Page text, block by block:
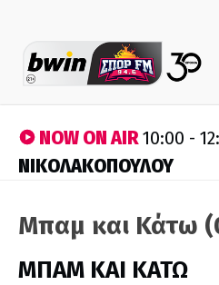
NOW ON AIR10:00 -
ΝΙΚΟΛΑΚΟΠΟΥΛΟΥ
Μπαμ και Κάτω
ΜΠΑΜ ΚΑΙ ΚΑΤΩ